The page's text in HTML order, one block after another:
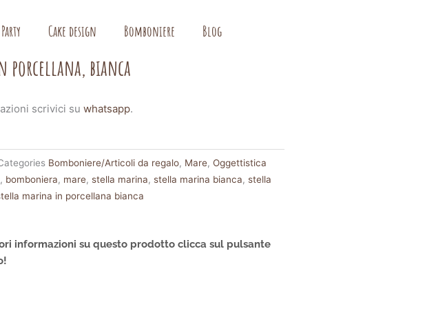
Party Cake design Bomboniere Blog
porcellana, bianca
scrivici suwhatsapp.
Bomboniere/Articoli da regalo, Mare,Oggettistica
, bomboniera, mare,stella marina,stella marina bianca,stella
marina in porcellana bianca
informazioni su questo prodotto clicca sul pulsante